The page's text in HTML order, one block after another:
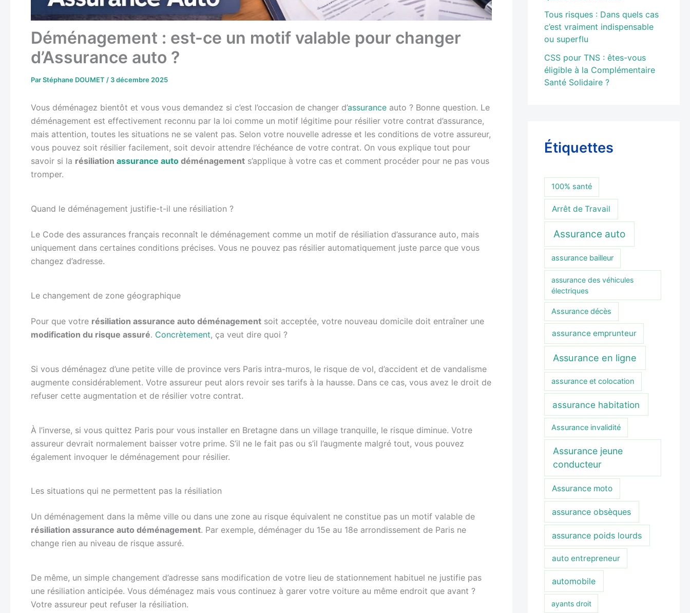
Déménagement : est-ce un motif valable pour changer
d’Assurance auto ?
ParStéphane DOUMET / 3 décembre 2025
Vous déménagez bientôt et vous vous demandez si c’est l’occasion de changer d’assurance auto ? Bonne question. Le
déménagement est effectivement reconnu par la loi comme un motif légitime pour résilier votre contrat d’assurance,
mais attention, toutes les situations ne se valent pas. Selon votre nouvelle adresse et les conditions de votre assureur,
vous pouvez soit résilier facilement, soit devoir attendre l’échéance de votre contrat. On vous explique tout pour
savoir si la résiliation assurance auto déménagement s’applique à votre cas et comment procéder pour ne pas vous
tromper.
Quand le déménagement justifie-t-il une résiliation ?
Le Code des assurances français reconnaît le déménagement comme un motif de résiliation d’assurance auto, mais
uniquement dans certaines conditions précises. Vous ne pouvez pas résilier automatiquement juste parce que vous
changez d’adresse.
Le changement de zone géographique
Pour que votre résiliation assurance auto déménagement soit acceptée, votre nouveau domicile doit entraîner une
modification du risque assuré. Concrètement, ça veut dire quoi ?
Si vous déménagez d’une petite ville de province vers Paris intra-muros, le risque de vol, d’accident et de vandalisme
augmente considérablement. Votre assureur peut alors revoir ses tarifs à la hausse. Dans ce cas, vous avez le droit de
refuser cette augmentation et de résilier votre contrat.
À l’inverse, si vous quittez Paris pour vous installer en Bretagne dans un village tranquille, le risque diminue. Votre
assureur devrait normalement baisser votre prime. S’il ne le fait pas ou s’il l’augmente malgré tout, vous pouvez
également invoquer le déménagement pour résilier.
Les situations qui ne permettent pas la résiliation
Un déménagement dans la même ville ou dans une zone au risque équivalent ne constitue pas un motif valable de
résiliation assurance auto déménagement. Par exemple, déménager du 15e au 18e arrondissement de Paris ne
change rien au niveau de risque assuré.
De même, un simple changement d’adresse sans modification de votre lieu de stationnement habituel ne justifie pas
une résiliation anticipée. Vous déménagez mais vous continuez à garer votre voiture au même endroit que avant ?
Votre assureur peut refuser la résiliation.
Tous risques : Dans quels cas
c’est vraiment indispensable
ou superflu
CSS pour TNS : êtes-vous
éligible à la Complémentaire
Santé Solidaire ?
Étiquettes
100% santé
Arrêt de Travail
Assurance auto
assurance bailleur
assurance des véhicules
électriques
Assurance décès
assurance emprunteur
Assurance en ligne
assurance et colocation
assurance habitation
Assurance invalidité
Assurance jeune
conducteur
Assurance moto
assurance obsèques
assurance poids lourds
auto entrepreneur
automobile
ayants droit